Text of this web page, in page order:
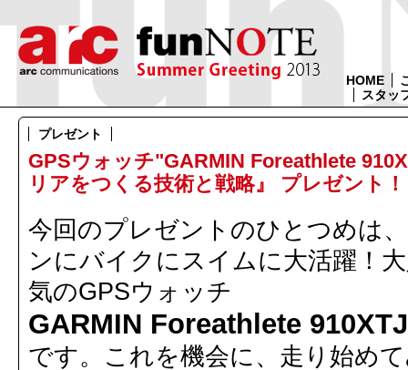
HOME
スタッ
プレゼント
GPSウォッチ"GARMIN Foreathlete
リアをつくる技術と戦略』 プレゼント！
今回のプレゼントのひとつめは
ンにバイクにスイムに大活躍！
気のGPSウォッチ
GARMIN Foreathlete 910XTJ
です。これを機会に、走り始め